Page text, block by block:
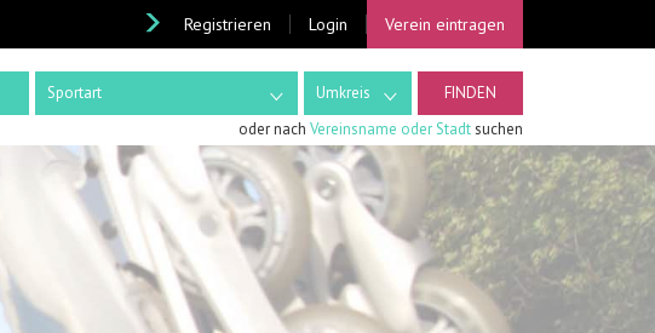
Registrieren Login Verein eintragen
Sportart
Umkreis
oder nach Vereinsname oder Stadtsuchen